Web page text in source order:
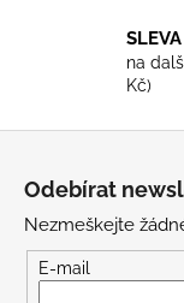
na
Kč)
Odebírat
Nezmeškejte
E-mail